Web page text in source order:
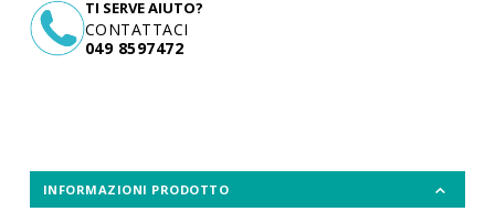
TI SERVE AIUTO?
CONTATTACI
049 8597472
INFORMAZIONI PRODOTTO